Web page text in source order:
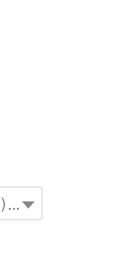
PEONY BLUSH (red apple, jasmine,rose, suede) (#SC362886-01)